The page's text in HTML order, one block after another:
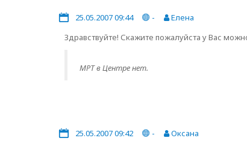
25.05.2007 09:44 -
Елена
Здравствуйте! Скажите пожалуйста у Вас
МРТ в Центре нет.
25.05.2007 09:42 -
Оксана